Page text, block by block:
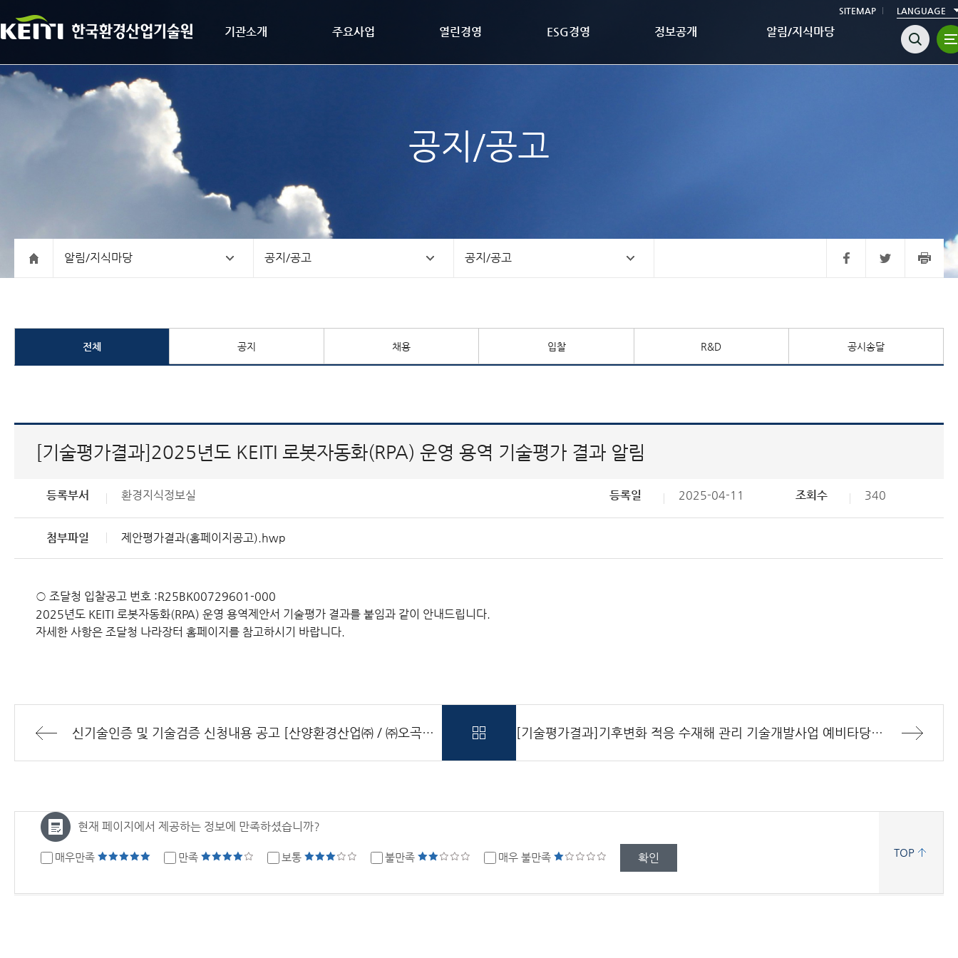
기관소개 주요사업 열린경영 ESG경영 정보공개 알림/지식마당
SITEMAP LANGUAGE
공지/공고
알림/지식마당 공지/공고 공지/공고
전체 공지 채용 입찰 R&D 공시송달
[기술평가결과]2025년도 KEITI 로봇자동화(RPA) 운영 용역 기술평가 결과 알림
등록부서 환경지식정보실 등록일 2025-04-11 조회수 340
첨부파일 제안평가결과(홈페이지공고).hwp
○ 조달청 입찰공고 번호 :R25BK00729601-000
2025년도 KEITI 로봇자동화(RPA) 운영 용역제안서 기술평가 결과를 붙임과 같이 안내드립니다.
자세한 사항은 조달청 나라장터 홈페이지를 참고하시기 바랍니다.
신기술인증 및 기술검증 신청내용 공고 [산양환경산업㈜ / ㈜오곡산업 / 흥남개발㈜] [기술평가결과]기후변화 적응 수재해 관리 기술개발사업 예비타당성조사 대응 연구 용역 기술평가 결과 알림
현재 페이지에서 제공하는 정보에 만족하셨습니까?
매우만족 만족 보통 불만족 매우 불만족 확인 TOP